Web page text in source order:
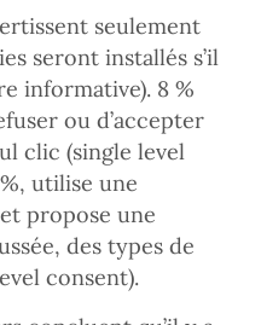
seulement
seront installés s’il
informative). 8 %
ou d’accepter
clic (single level
utilise une
propose une
des types de
consent).